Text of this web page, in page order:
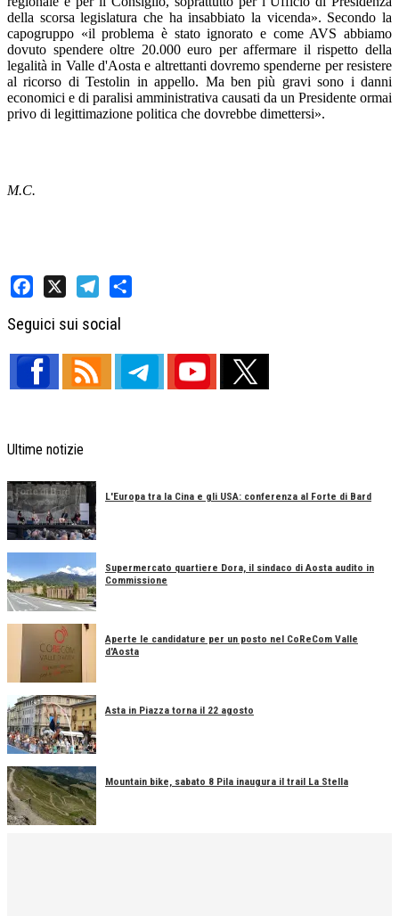
della scorsa legislatura che ha insabbiato la vicenda». Secondo la
capogruppo «il problema è stato ignorato e come AVS abbiamo
dovuto spendere oltre 20.000 euro per affermare il rispetto della
legalità in Valle d'Aosta e altrettanti dovremo spenderne per resistere
al ricorso di Testolin in appello. Ma ben più gravi sono i danni
economici e di paralisi amministrativa causati da un Presidente ormai
privo di legittimazione politica che dovrebbe dimettersi».
M.C.
Seguici sui social
Ultime notizie
L'Europa tra la Cina e gli USA: conferenza al Forte di Bard
Supermercato quartiere Dora, il sindaco di Aosta audito in
Commissione
Aperte le candidature per un posto nel CoReCom Valle
d'Aosta
Asta in Piazza torna il 22 agosto
Mountain bike, sabato 8 Pila inaugura il trail La Stella